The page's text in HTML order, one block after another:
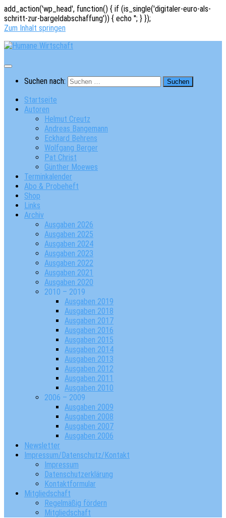
add_action('wp_head', function() { if (is_single('digitaler-euro-als-
schritt-zur-bargeldabschaffung')) { echo ''; } });
Zum Inhalt springen
Suchen nach:
Startseite
Autoren
Helmut Creutz
Andreas Bangemann
Eckhard Behrens
Wolfgang Berger
Pat Christ
Günther Moewes
Terminkalender
Abo & Probeheft
Shop
Links
Archiv
Ausgaben 2026
Ausgaben 2025
Ausgaben 2024
Ausgaben 2023
Ausgaben 2022
Ausgaben 2021
Ausgaben 2020
2010 – 2019
Ausgaben 2019
Ausgaben 2018
Ausgaben 2017
Ausgaben 2016
Ausgaben 2015
Ausgaben 2014
Ausgaben 2013
Ausgaben 2012
Ausgaben 2011
Ausgaben 2010
2006 – 2009
Ausgaben 2009
Ausgaben 2008
Ausgaben 2007
Ausgaben 2006
Newsletter
Impressum/Datenschutz/Kontakt
Impressum
Datenschutzerklärung
Kontaktformular
Mitgliedschaft
Regelmäßig fördern
Mitgliedschaft